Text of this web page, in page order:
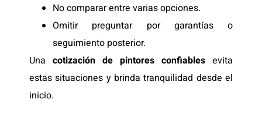
No comparar entre varias opciones.
Omitir preguntar por garantías o
seguimiento posterior.
Una cotización de pintores confiables evita
estas situaciones y brinda tranquilidad desde el
inicio.